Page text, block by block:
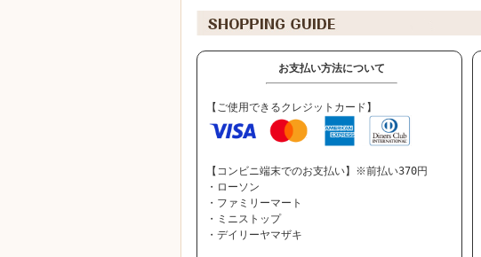
お支払い方法について
【ご使用できるクレジットカード】
【コンビニ端末でのお支払い】※前払い370円
・ローソン
・ファミリーマート
・ミニストップ
・デイリーヤマザキ